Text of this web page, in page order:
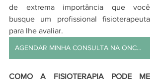
de extrema importância que você
busque um profissional fisioterapeuta
para lhe avaliar.
AGENDAR MINHA CONSULTA NA ONCOREAB
COMO A FISIOTERAPIA PODE ME